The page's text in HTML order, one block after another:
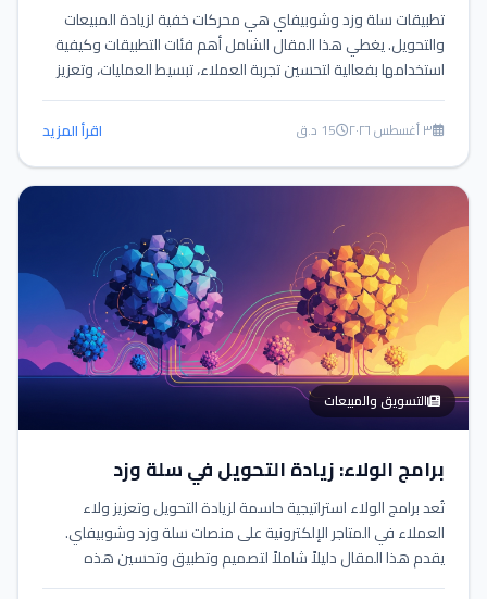
تطبيقات سلة وزد وشوبيفاي هي محركات خفية لزيادة المبيعات
والتحويل. يغطي هذا المقال الشامل أهم فئات التطبيقات وكيفية
استخدامها بفعالية لتحسين تجربة العملاء، تبسيط العمليات، وتعزيز
الأرباح في المتاجر الإلكترونية.
٣ أغسطس ٢٠٢٦ 15 د.ق اقرأ المزيد
التسويق والمبيعات
برامج الولاء: زيادة التحويل في سلة وزد
تُعد برامج الولاء استراتيجية حاسمة لزيادة التحويل وتعزيز ولاء
العملاء في المتاجر الإلكترونية على منصات سلة وزد وشوبيفاي.
يقدم هذا المقال دليلاً شاملاً لتصميم وتطبيق وتحسين هذه
البرامج.